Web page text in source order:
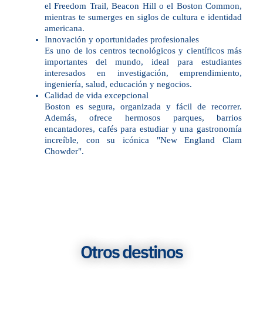
el Freedom Trail, Beacon Hill o el Boston Common,
mientras te sumerges en siglos de cultura e identidad
americana.
Innovación y oportunidades profesionales
Es uno de los centros tecnológicos y científicos más
importantes del mundo, ideal para estudiantes
interesados en investigación, emprendimiento,
ingeniería, salud, educación y negocios.
Calidad de vida excepcional
Boston es segura, organizada y fácil de recorrer.
Además, ofrece hermosos parques, barrios
encantadores, cafés para estudiar y una gastronomía
increíble, con su icónica "New England Clam
Chowder".
Otros destinos